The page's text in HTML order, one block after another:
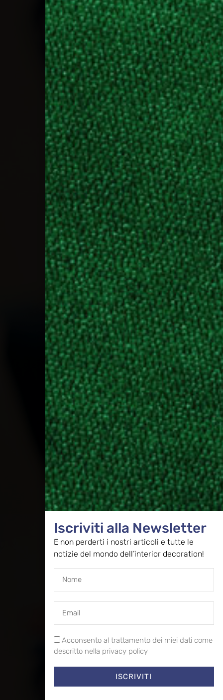
Iscriviti alla Newsletter
E non perderti i nostri articoli e tutte le
notizie del mondo dell’interior decoration!
Acconsento al trattamento dei miei dati come
descritto nella privacy policy
ISCRIVITI